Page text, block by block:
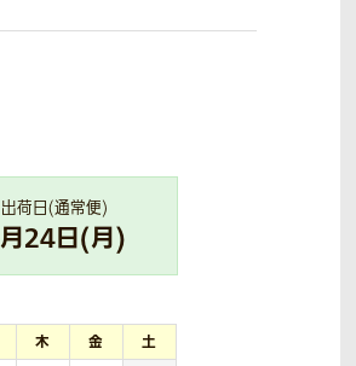
出荷日(通常便)
月24日(月)
木 金
土